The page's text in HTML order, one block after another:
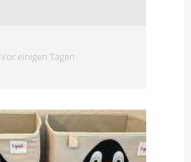
Vor einigen Tagen